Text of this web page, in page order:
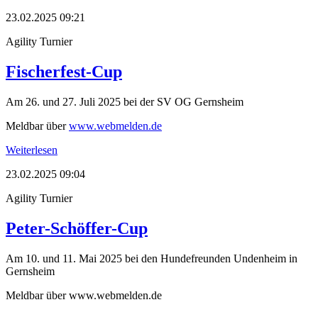
23.02.2025 09:21
Agility Turnier
Fischerfest-Cup
Am 26. und 27. Juli 2025 bei der SV OG Gernsheim
Meldbar überwww.webmelden.de
Weiterlesen
23.02.2025 09:04
Agility Turnier
Peter-Schöffer-Cup
Am 10. und 11. Mai 2025 bei den Hundefreunden Undenheim in
Gernsheim
Meldbar über www.webmelden.de